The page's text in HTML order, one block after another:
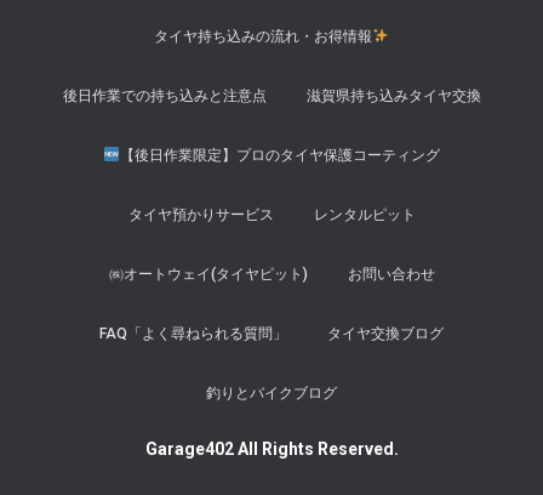
タイヤ持ち込みの流れ・お得情報
後日作業での持ち込みと注意点 滋賀県持ち込みタイヤ交換
【後日作業限定】プロのタイヤ保護コーティング
タイヤ預かりサービス レンタルピット
㈱オートウェイ(タイヤピット) お問い合わせ
FAQ「よく尋ねられる質問」 タイヤ交換ブログ
釣りとバイクブログ
Garage402 All Rights Reserved.